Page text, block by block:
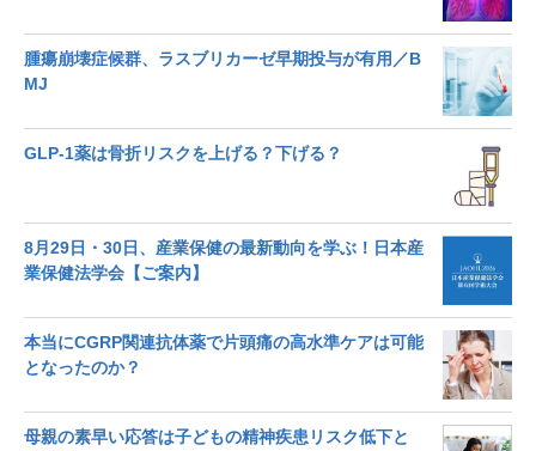
腫瘍崩壊症候群、ラスブリカーゼ早期投与が有用／B
MJ
GLP-1薬は骨折リスクを上げる？下げる？
8月29日・30日、産業保健の最新動向を学ぶ！日本産
業保健法学会【ご案内】
本当にCGRP関連抗体薬で片頭痛の高水準ケアは可能
となったのか？
母親の素早い応答は子どもの精神疾患リスク低下と